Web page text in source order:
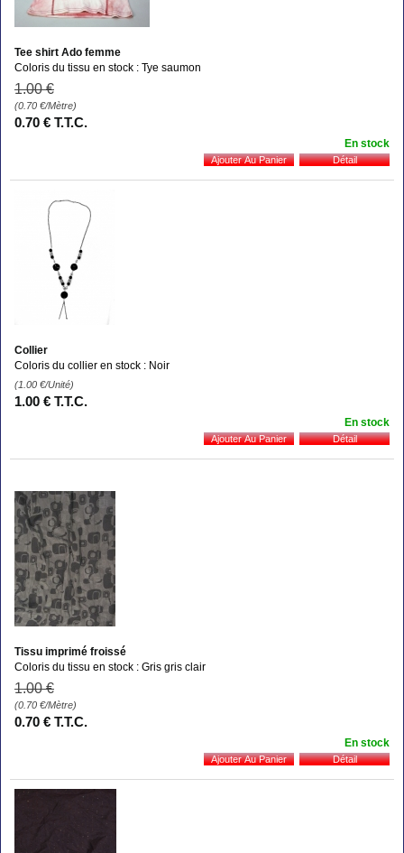
Tee shirt Ado femme
Coloris du tissu en stock : Tye saumon
1.00 €
(0.70 €/Mètre)
0.70 € T.T.C.
En stock
Collier
Coloris du collier en stock : Noir
(1.00 €/Unité)
1.00 € T.T.C.
En stock
Tissu imprimé froissé
Coloris du tissu en stock : Gris gris clair
1.00 €
(0.70 €/Mètre)
0.70 € T.T.C.
En stock